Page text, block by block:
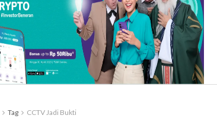
Tag CCTV Jadi Bukti